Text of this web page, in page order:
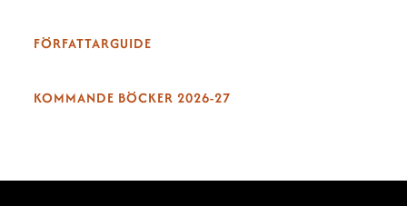
FÖRFATTARGUIDE
KOMMANDE BÖCKER 2026-27